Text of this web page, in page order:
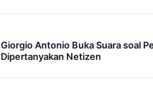
Giorgio Antonio Buka Suara soal
Dipertanyakan Netizen